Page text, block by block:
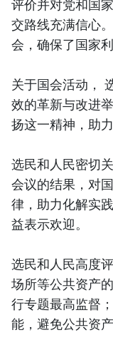
评价并对党和国
交路线充满信心
会，确保了国家利
关于国会活动，
效的革新与改进
扬这一精神，助
选民和人民密切
会议的结果，对
律，助力化解实
益表示欢迎。
选民和人民高度
场所等公共资产
行专题最高监督
能，避免公共资